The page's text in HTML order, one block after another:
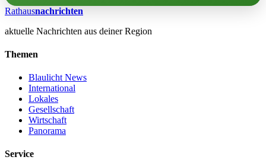
Rathausnachrichten
aktuelle Nachrichten aus deiner Region
Themen
Blaulicht News
International
Lokales
Gesellschaft
Wirtschaft
Panorama
Service